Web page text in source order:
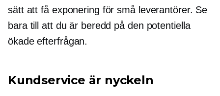
sätt att få exponering för små leverantörer. Se
bara till att du är beredd på den potentiella
ökade efterfrågan.
Kundservice är nyckeln